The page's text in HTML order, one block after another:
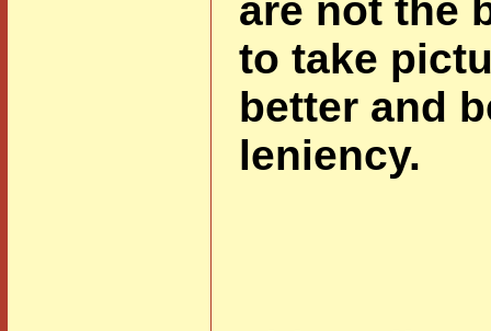
are not the
to take
better and
leniency.